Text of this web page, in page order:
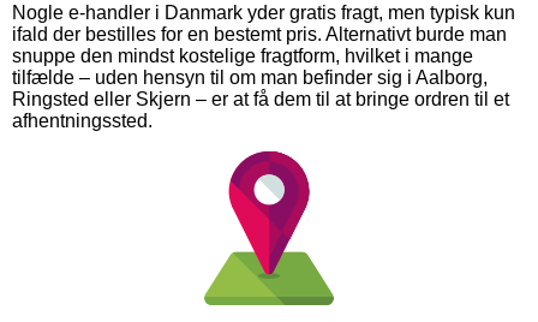
Nogle e-handler i Danmark yder gratis fragt, men typisk kun
ifald der bestilles for en bestemt pris. Alternativt burde man
snuppe den mindst kostelige fragtform, hvilket i mange
tilfælde – uden hensyn til om man befinder sig i Aalborg,
Ringsted eller Skjern – er at få dem til at bringe ordren til et
afhentningssted.